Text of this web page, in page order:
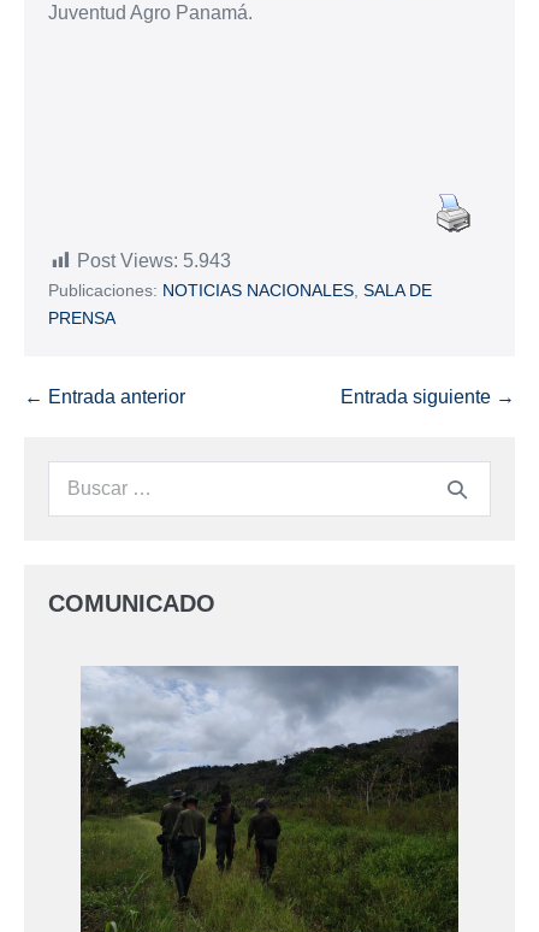
Juventud Agro Panamá.
Post Views: 5.943
Publicaciones: NOTICIAS NACIONALES SALA DE
PRENSA
← Entrada anterior Entrada siguiente →
COMUNICADO